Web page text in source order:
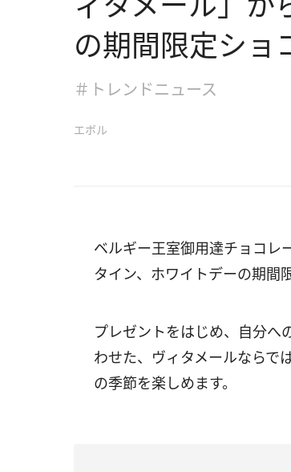
の期間限定ショ
＃トレンドニュース
エボル
ベルギー王室御用達チョコレ
タイン、ホワイトデーの期間
プレゼントをはじめ、自分へ
わせた、ヴィタメールならで
の季節を楽しめます。